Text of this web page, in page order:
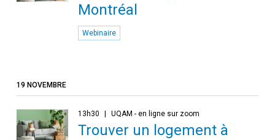
Montréal
Webinaire
19 NOVEMBRE
13h30 UQAM - en ligne sur zoom
Trouver un logement à